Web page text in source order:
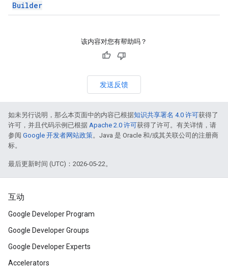
Builder
该内容对您有帮助吗？
发送反馈
如未另行说明，那么本页面中的内容已根据知识共享署名 4.0 许可获得了
许可，并且代码示例已根据 Apache 2.0 许可获得了许可。有关详情，请
参阅 Google 开发者网站政策。Java 是 Oracle 和/或其关联公司的注册商
标。
最后更新时间 (UTC)：2026-05-22。
互动
Google Developer Program
Google Developer Groups
Google Developer Experts
Accelerators